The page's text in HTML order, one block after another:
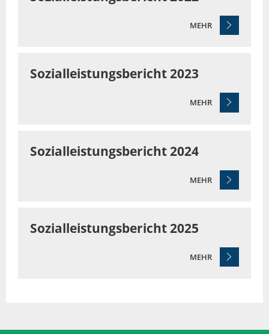
MEHR
Sozialleistungsbericht 2023
MEHR
Sozialleistungsbericht 2024
MEHR
Sozialleistungsbericht 2025
MEHR